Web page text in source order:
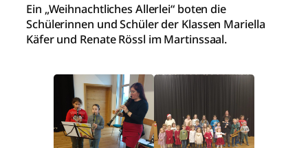
Ein „Weihnachtliches Allerlei“ boten die
Schülerinnen und Schüler der Klassen Mariella
Käfer und Renate Rössl im Martinssaal.